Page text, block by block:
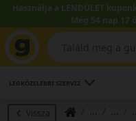
Használja a LENDÜLET
Még 54 nap 17
LEGKÖZELEBBI SZERVIZ
Vissza